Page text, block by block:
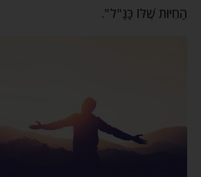
הַחִיּוּת שֶׁלּוֹ כַּנַּ"ל".